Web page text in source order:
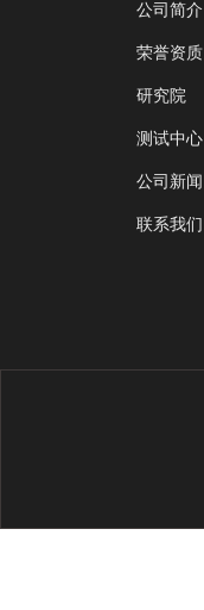
公司简介
荣誉资质
研究院
测试中心
公司新闻
联系我们